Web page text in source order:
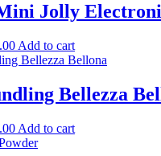
Jolly
Add to cart
Bellezza
Add to cart